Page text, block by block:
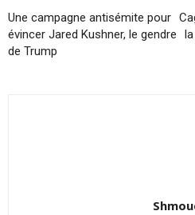
Une campagne antisémite pour
évincer Jared Kushner, le gendre
de Trump